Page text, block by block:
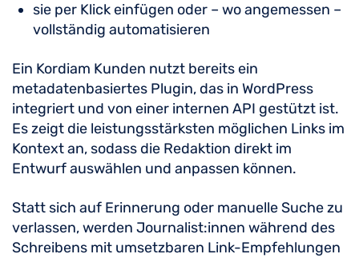
sie per Klick einfügen oder – wo angemessen –
vollständig automatisieren
Ein Kordiam Kunden nutzt bereits ein
metadatenbasiertes Plugin, das in WordPress
integriert und von einer internen API gestützt ist.
Es zeigt die leistungsstärksten möglichen Links im
Kontext an, sodass die Redaktion direkt im
Entwurf auswählen und anpassen können.
Statt sich auf Erinnerung oder manuelle Suche zu
verlassen, werden Journalist:innen während des
Schreibens mit umsetzbaren Link-Empfehlungen